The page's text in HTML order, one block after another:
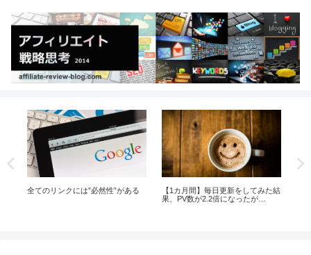
全てのリンクには”必然性”がある
【1カ月間】毎日更新をしてみた結
果、PV数が2.2倍になったが…